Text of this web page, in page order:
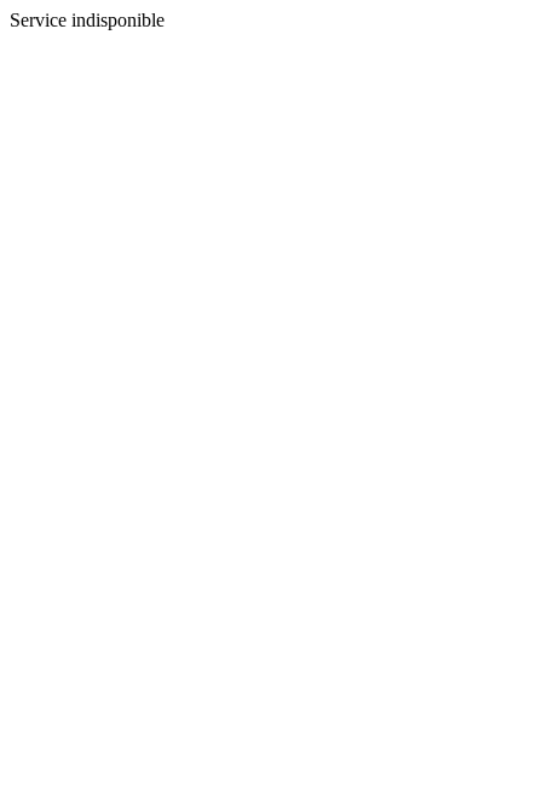
Service indisponible